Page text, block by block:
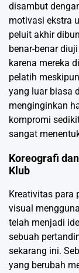
disambut
motivasi ekstra
peluit akhir
benar-benar
karena mereka
pelatih
yang luar biasa
menginginkan
kompromi
sangat
Koreografi
Klub
Kreativitas para
visual
telah menjadi
sebuah
sekarang ini.
yang berubah